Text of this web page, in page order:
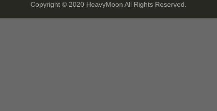
Copyright © 2020 HeavyMoon All Rights Reserved.